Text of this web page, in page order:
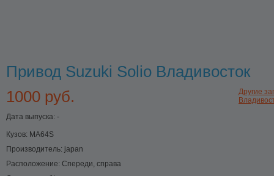
Привод Suzuki Solio Владивосток
Другие
1000 руб.
Дата выпуска: -
Кузов: MA64S
Производитель: japan
Расположение: Спереди, справа